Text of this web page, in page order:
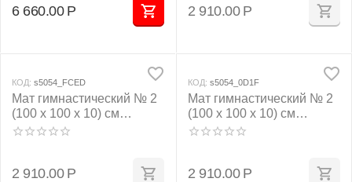
6 660.00 Р 2 910.00 Р
КОД: s5054_FCED
Мат гимнастический № 2
(100 х 100 х 10) см
бежевый
2 910.00 Р
КОД: s5054_0D1F
Мат гимнастический № 2
(100 х 100 х 10) см
зелёно/жёлтый
2 910.00 Р